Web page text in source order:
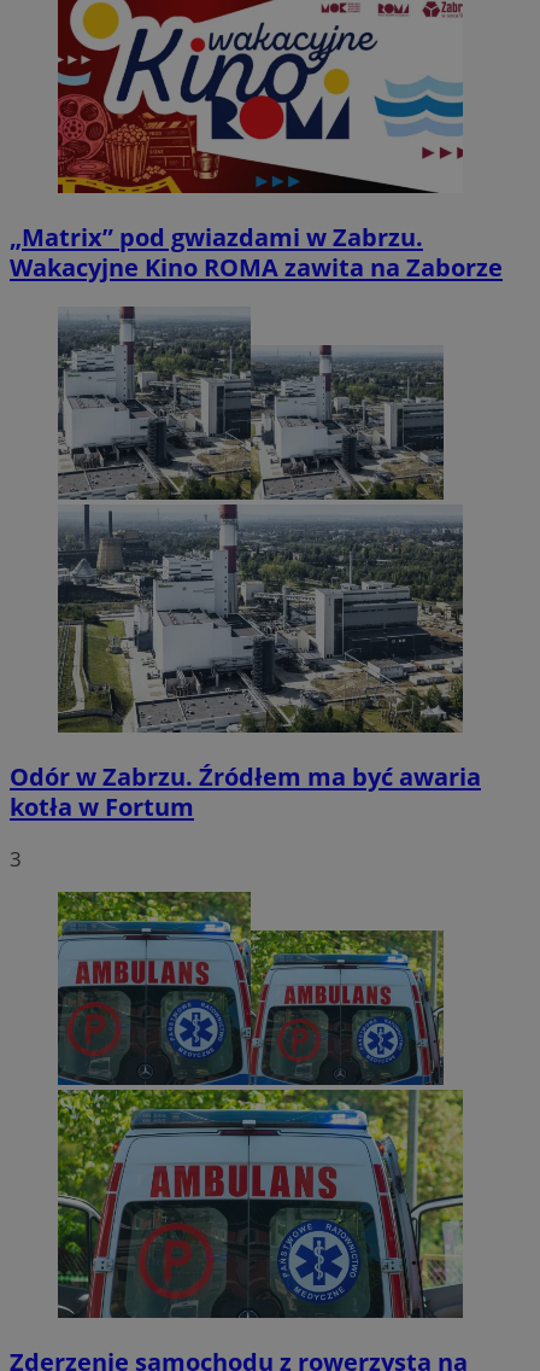
„Matrix” pod gwiazdami w Zabrzu.
Wakacyjne Kino ROMA zawita na Zaborze
Odór w Zabrzu. Źródłem ma być awaria
kotła w Fortum
3
Zderzenie samochodu z rowerzystą na